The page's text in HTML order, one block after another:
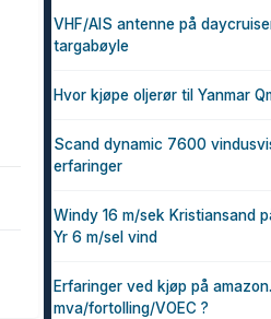
VHF/AIS antenne på
targabøyle
Hvor kjøpe oljerør til Yanmar
Scand dynamic 7600
erfaringer
Windy 16 m/sek Kristiansand
Yr 6 m/sel vind
Erfaringer ved kjøp på
mva/fortolling/VOEC ?